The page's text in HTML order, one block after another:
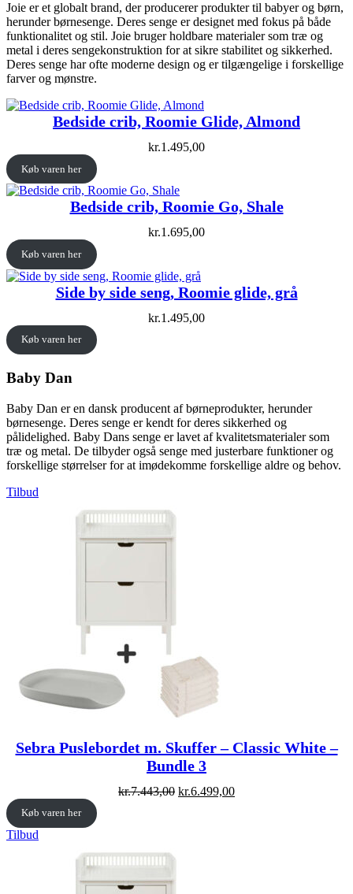
Joie er et globalt brand, der producerer produkter til babyer og børn,
herunder børnesenge. Deres senge er designet med fokus på både
funktionalitet og stil. Joie bruger holdbare materialer som træ og
metal i deres sengekonstruktion for at sikre stabilitet og sikkerhed.
Deres senge har ofte moderne design og er tilgængelige i forskellige
farver og mønstre.
Bedside crib, Roomie Glide, Almond
kr.1.495,00
Køb varen her
Bedside crib, Roomie Go, Shale
kr.1.695,00
Køb varen her
Side by side seng, Roomie glide, grå
kr.1.495,00
Køb varen her
Baby Dan
Baby Dan er en dansk producent af børneprodukter, herunder
børnesenge. Deres senge er kendt for deres sikkerhed og
pålidelighed. Baby Dans senge er lavet af kvalitetsmaterialer som
træ og metal. De tilbyder også senge med justerbare funktioner og
forskellige størrelser for at imødekomme forskellige aldre og behov.
Tilbud
Sebra Puslebordet m. Skuffer – Classic White –
Bundle 3
kr.7.443,00 Original
kr.6.499,00Current
Køb varen her
Tilbud